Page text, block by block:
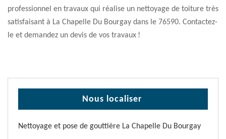
professionnel en travaux qui réalise un nettoyage de toiture très
satisfaisant à La Chapelle Du Bourgay dans le 76590. Contactez-
le et demandez un devis de vos travaux !
Nous localiser
Nettoyage et pose de gouttière La Chapelle Du Bourgay